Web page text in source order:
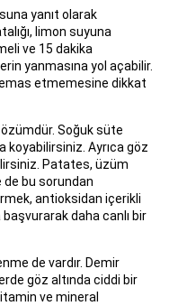
yanıt olarak
limon suyuna
ve 15 dakika
yanmasına yol açabilir.
etmemesine dikkat
Soğuk süte
koyabilirsiniz. Ayrıca göz
Patates, üzüm
de bu sorundan
antioksidan içerikli
daha canlı bir
de vardır. Demir
göz altında ciddi bir
ve mineral